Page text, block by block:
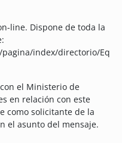
line. Dispone de toda la
index/directorio/Eq
el Ministerio de
en relación con este
como solicitante de la
el asunto del mensaje.